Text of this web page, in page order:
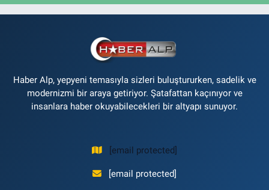
Haber Alp, yepyeni temasıyla sizleri buluştururken, sadelik ve
modernizmi bir araya getiriyor. Şatafattan kaçınıyor ve
insanlara haber okuyabilecekleri bir altyapı sunuyor.
[email protected]
[email protected]